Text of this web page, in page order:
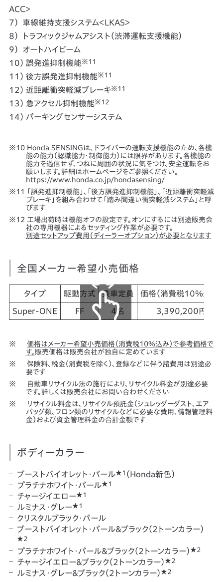
ACC＞
7） 車線維持支援システム＜LKAS＞
8） トラフィックジャムアシスト（渋滞運転支援機能）
9） オートハイビーム
10） 誤発進抑制機能※11
11） 後方誤発進抑制機能※11
12） 近距離衝突軽減ブレーキ※11
13） 急アクセル抑制機能※12
14） パーキングセンサーシステム
Honda SENSINGは、ドライバーの運転支援機能のため、各機
能の能力（認識能力・制御能力）には限界があります。各機能の
能力を過信せず、つねに周囲の状況に気をつけ、安全運転をお
願いします。詳細はホームページをご参照ください。
https://www.honda.co.jp/hondasensing/
「誤発進抑制機能」、「後方誤発進抑制機能」、「近距離衝突軽減
ブレーキ」を組み合わせて「踏み間違い衝突軽減システム」と呼
びます
工場出荷時は機能オフの設定です。オンにするには別途販売会
社の専用機器によるセッティング作業が必要です。
別途セットアップ費用（ディーラーオプション）が必要となります
全国メーカー希望小売価格
タイプ 駆動方式 乗車定員 価格（消費税10％込み）
Super-ONE FF 4名 3,390,200円
価格はメーカー希望小売価格（消費税10%込み）で参考価格で
す。 販売価格は販売会社が独自に定めています
保険料、税金（消費税を除く）、登録などに伴う諸費用は別途必
要です
自動車リサイクル法の施行により、リサイクル料金が別途必要
です。詳しくは販売会社にお問い合わせください
リサイクル料金は､リサイクル預託金（シュレッダーダスト、エア
バッグ類､フロン類のリサイクルなどに必要な費用、情報管理料
金）および資金管理料金の合計金額です
ボディーカラー
ブーストバイオレット・パール★1 （Honda新色）
プラチナホワイト・パール★1
チャージイエロー★1
ルミナス・グレー★1
クリスタルブラック・パール
ブーストバイオレット・パール＆ブラック（2トーンカラー）
★2
プラチナホワイト・パール＆ブラック（2トーンカラー） ★2
チャージイエロー＆ブラック（2トーンカラー） ★2
ルミナス・グレー＆ブラック（2トーンカラー） ★2